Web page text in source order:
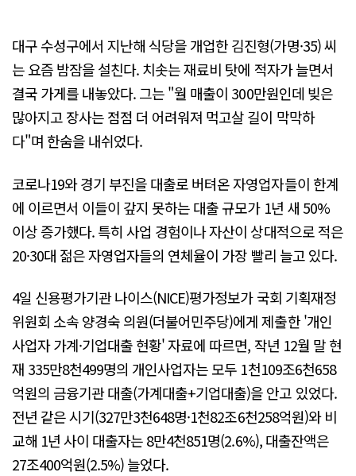
대구 수성구에서 지난해 식당을 개업한 김진형(가명·35) 씨
는 요즘 밤잠을 설친다. 치솟는 재료비 탓에 적자가 늘면서
결국 가게를 내놓았다. 그는 "월 매출이 300만원인데 빚은
많아지고 장사는 점점 더 어려워져 먹고살 길이 막막하
다"며 한숨을 내쉬었다.
코로나19와 경기 부진을 대출로 버텨온 자영업자들이 한계
에 이르면서 이들이 갚지 못하는 대출 규모가 1년 새 50%
이상 증가했다. 특히 사업 경험이나 자산이 상대적으로 적은
20·30대 젊은 자영업자들의 연체율이 가장 빨리 늘고 있다.
4일 신용평가기관 나이스(NICE)평가정보가 국회 기획재정
위원회 소속 양경숙 의원(더불어민주당)에게 제출한 '개인
사업자 가계·기업대출 현황' 자료에 따르면, 작년 12월 말 현
재 335만8천499명의 개인사업자는 모두 1천109조6천658
억원의 금융기관 대출(가계대출+기업대출)을 안고 있었다.
전년 같은 시기(327만3천648명·1천82조6천258억원)와 비
교해 1년 사이 대출자는 8만4천851명(2.6%), 대출잔액은
27조400억원(2.5%) 늘었다.